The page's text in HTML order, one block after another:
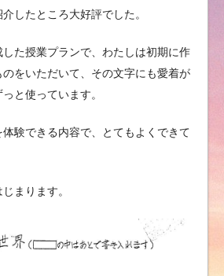
介したところ大好評でした。
た授業プランで、わたしは初期に作
をいただいて、その文字にも愛着が
と使っています。
験できる内容で、とてもよくできて
まります。